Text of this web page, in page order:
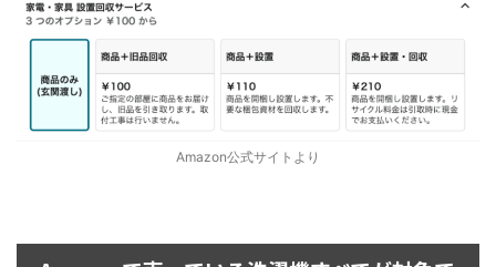
Amazon公式サイトより